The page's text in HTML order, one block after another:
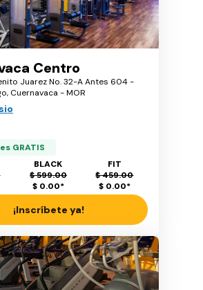
Centro
Juarez No. 32-A Antes 604 -
Cuernavaca - MOR
GRATIS
BLACK
$ 599.00
$ 0.00*
FIT
$ 459.00
$ 0.00*
¡Inscríbete ya!